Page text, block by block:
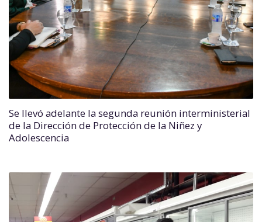
Se llevó adelante la segunda reunión interministerial
de la Dirección de Protección de la Niñez y
Adolescencia